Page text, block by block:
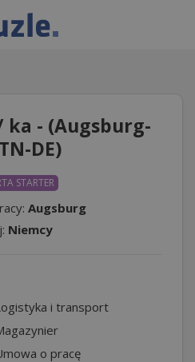
ka - (Augsburg-
DE)
STARTER
Augsburg
Niemcy
i transport
o pracę